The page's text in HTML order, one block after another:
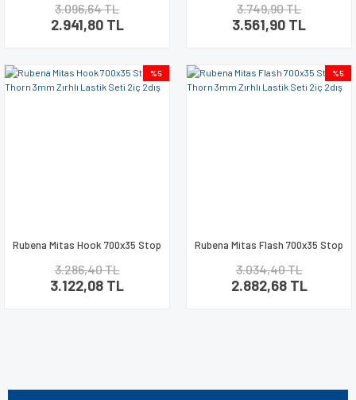
3.096,64 TL
2.941,80 TL
3.749,90 TL
3.561,90 TL
%5
Rubena Mitas Hook 700x35 Stop
2dış
3.286,40 TL
3.122,08 TL
%5
Rubena Mitas Flash 700x35 Stop
2dış
3.034,40 TL
2.882,68 TL